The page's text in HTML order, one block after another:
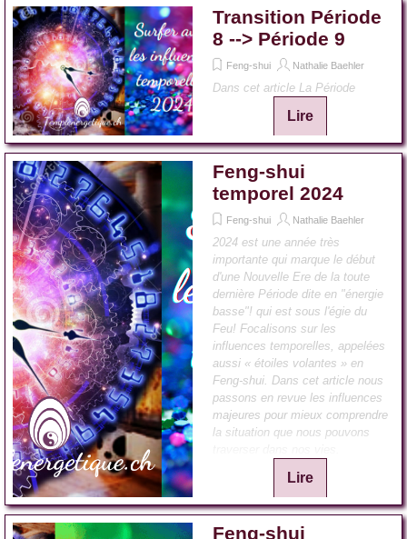
Transition Période
8 --> Période 9
Feng-shui Nathalie Baehler
Dans cet article La Période
Lire
Feng-shui
temporel 2024
Feng-shui Nathalie Baehler
2024 est une année très
importante qui marque le début
d'une Nouvelle Ere de la toute
dernière Période dite en "énergie
basse"! qui est sous l'égie du
Feu! Focalisons sur les
influences temporelles, appelées
aussi « étoiles volantes » en
Feng-shui. Dans cet article nous
passons en revue les influences
majeures pour mieux comprendre
la situation que nous pouvons
Lire
Feng-shui